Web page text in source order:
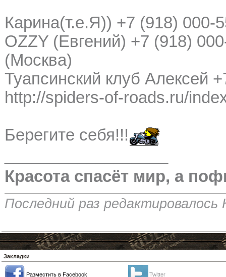
Карина(т.е.Я)) +7 (918) 000-
OZZY (Евгений) +7 (918)
(Москва)
Туапсинский клуб Алексей
http://spiders-of-roads.ru/
Берегите себя!!!
Красота спасёт мир, а
Последний раз редактировалось
Закладки
Разместить в Facebook Twitter